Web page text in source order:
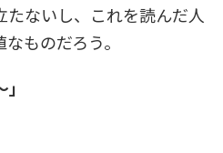
たないし、これを読んだ人
ものだろう。